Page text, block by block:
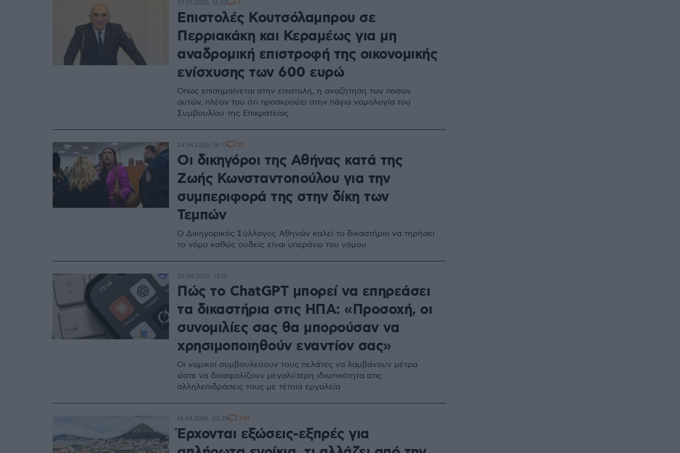
Επιστολές Κουτσόλαμπρου σε
Περριακάκη και Κεραμέως για μη
αναδρομική επιστροφή της οικονομικής
ενίσχυσης των 600 ευρώ
Όπως επισημαίνεται στην επιστολή, η αναζήτηση των ποσών
αυτών, πλέον του ότι προσκρούει στην πάγια νομολογία του
Συμβουλίου της Επικρατείας
07.05.2026, 16:32 3
Οι δικηγόροι της Αθήνας κατά της
Ζωής Κωνσταντοπούλου για την
συμπεριφορά της στην δίκη των
Τεμπών
Ο Δικηγορικός Σύλλογος Αθηνών καλεί το δικαστήριο να τηρήσει
το νόμο καθώς ουδείς είναι υπεράνω του νόμου
24.04.2026, 18:13 10
Πώς το ChatGPT μπορεί να επηρεάσει
τα δικαστήρια στις ΗΠΑ: «Προσοχή, οι
συνομιλίες σας θα μπορούσαν να
χρησιμοποιηθούν εναντίον σας»
Οι νομικοί συμβουλεύουν τους πελάτες να λαμβάνουν μέτρα
ώστε να διασφαλίζουν μεγαλύτερη ιδιωτικότητα στις
αλληλεπιδράσεις τους με τέτοια εργαλεία
20.04.2026, 13:16
Έρχονται εξώσεις-εξπρές για
14.04.2026, 08:24 243